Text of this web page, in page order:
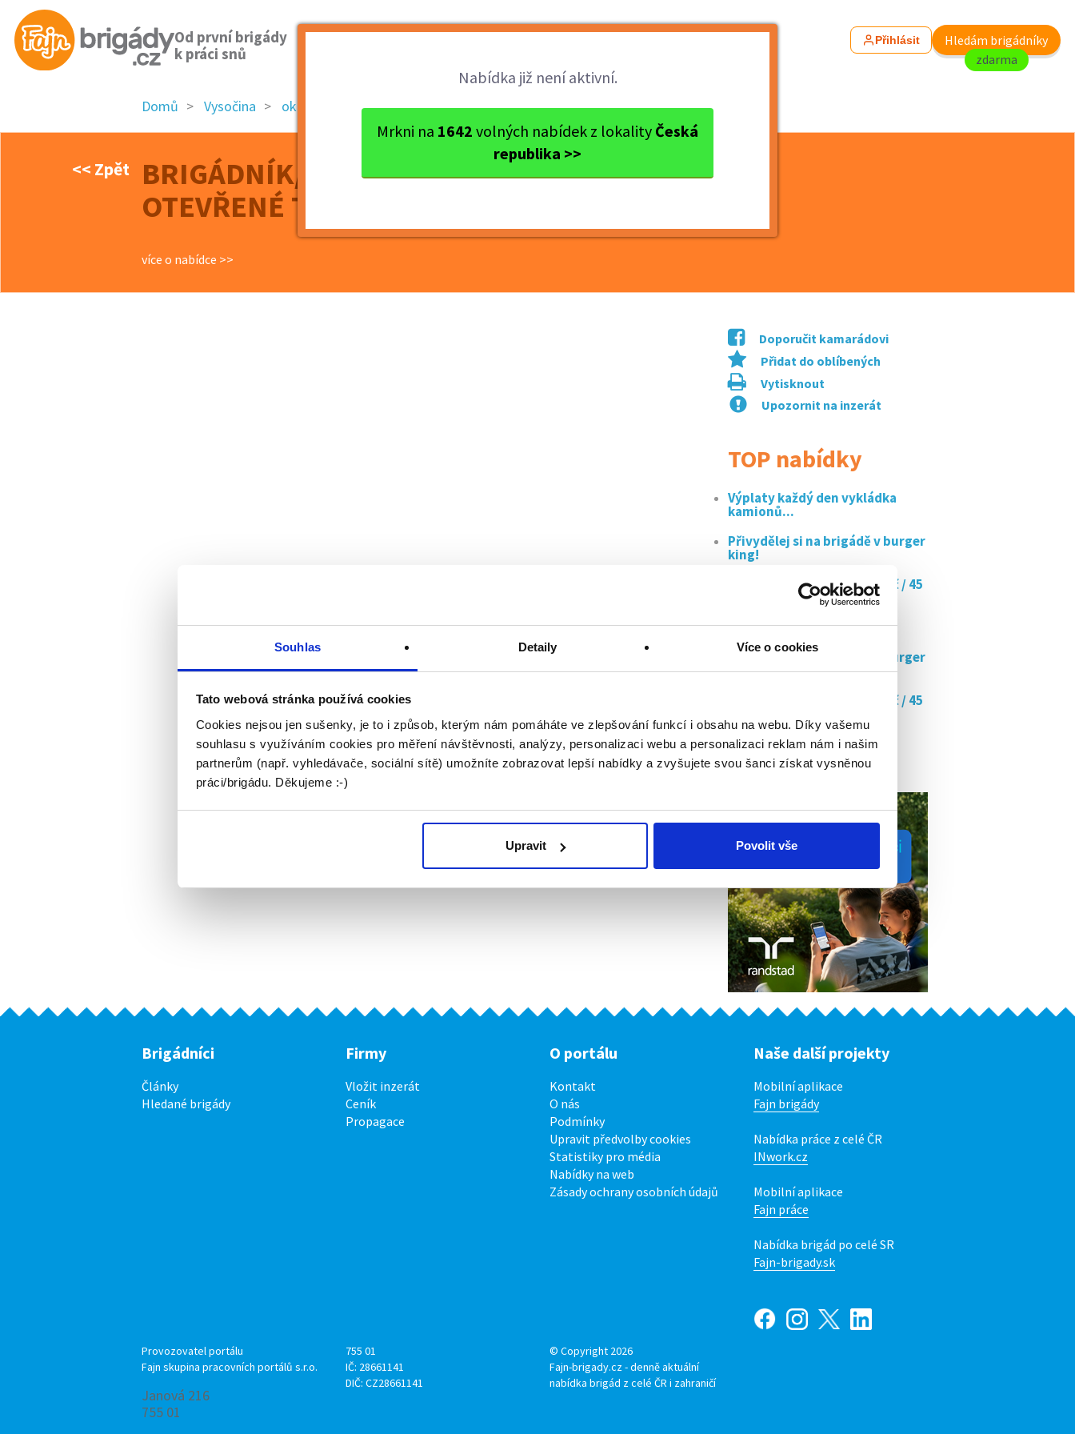
Souhlas Detaily Více o cookies
Tato webová stránka používá cookies
Cookies nejsou jen sušenky, je to i způsob, kterým nám pomáháte ve zlepšování funkcí i obsahu na webu. Díky vašemu
souhlasu s využíváním cookies pro měření návštěvnosti, analýzy, personalizaci webu a personalizaci reklam nám i našim
partnerům (např. vyhledávače, sociální sítě) umožníte zobrazovat lepší nabídky a zvyšujete svou šanci získat vysněnou
práci/brigádu. Děkujeme :-)
Upravit Povolit vše
Od první brigády
k práci snů
Přihlásit
Hledám brigádníky
zdarma
Nabídka již není aktivní.
Mrkni na 1642 volných nabídek z lokality Česká
republika >>
Domů Vysočina okres Jihlava Jihlava BRIGÁDNÍK/BRIGÁDNICE DO NOV...
<< Zpět
BRIGÁDNÍK/BRIGÁDNICE DO NOVĚ
OTEVŘENÉ TRAFIKY
více o nabídce >>
Doporučit kamarádovi
Přidat do oblíbených
Vytisknout
Upozornit na inzerát
TOP nabídky
Výplaty každý den vykládka
kamionů...
Přivydělej si na brigádě v burger
king!
Doučujte s námi až za 350 kč / 45
Dpp - úklid - jihlava
Přivydělej si na brigádě v burger
king!
Doučujte s námi až za 350 kč / 45
Letní brigáda - noční
doplňování...
Brigádníci
Články
Hledané brigády
Firmy
Vložit inzerát
Ceník
Propagace
O portálu
Kontakt
O nás
Podmínky
Upravit předvolby cookies
Statistiky pro média
Nabídky na web
Zásady ochrany osobních údajů
Naše další projekty
Mobilní aplikace
Fajn brigády
Nabídka práce z celé ČR
INwork.cz
Mobilní aplikace
Fajn práce
Nabídka brigád po celé SR
Fajn-brigady.sk
Provozovatel portálu
Fajn skupina pracovních portálů s.r.o.
Janová 216
755 01
755 01
IČ: 28661141
DIČ: CZ28661141
© Copyright 2026
Fajn-brigady.cz - denně aktuální
nabídka brigád z celé ČR i zahraničí